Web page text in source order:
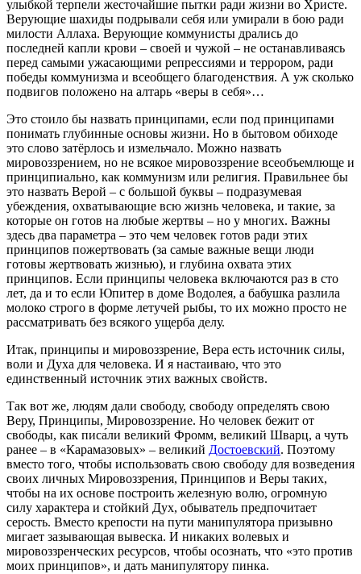
улыбкой терпели жесточайшие пытки ради жизни во Христе.
Верующие шахиды подрывали себя или умирали в бою ради
милости Аллаха. Верующие коммунисты дрались до
последней капли крови – своей и чужой – не останавливаясь
перед самыми ужасающими репрессиями и террором, ради
победы коммунизма и всеобщего благоденствия. А уж сколько
подвигов положено на алтарь «веры в себя»…
Это стоило бы назвать принципами, если под принципами
понимать глубинные основы жизни. Но в бытовом обиходе
это слово затёрлось и измельчало. Можно назвать
мировоззрением, но не всякое мировоззрение всеобъемлюще и
принципиально, как коммунизм или религия. Правильнее бы
это назвать Верой – с большой буквы – подразумевая
убеждения, охватывающие всю жизнь человека, и такие, за
которые он готов на любые жертвы – но у многих. Важны
здесь два параметра – это чем человек готов ради этих
принципов пожертвовать (за самые важные вещи люди
готовы жертвовать жизнью), и глубина охвата этих
принципов. Если принципы человека включаются раз в сто
лет, да и то если Юпитер в доме Водолея, а бабушка разлила
молоко строго в форме летучей рыбы, то их можно просто не
рассматривать без всякого ущерба делу.
Итак, принципы и мировоззрение, Вера есть источник силы,
воли и Духа для человека. И я настаиваю, что это
единственный источник этих важных свойств.
Так вот же, людям дали свободу, свободу определять свою
Веру, Принципы, Мировоззрение. Но человек бежит от
свободы, как писа́ли великий Фромм, великий Шварц, а чуть
ранее – в «Карамазовых» – великий Достоевский. Поэтому
вместо того, чтобы использовать свою свободу для возведения
своих личных Мировоззрения, Принципов и Веры таких,
чтобы на их основе построить железную волю, огромную
силу характера и стойкий Дух, обыватель предпочитает
серость. Вместо крепости на пути манипулятора призывно
мигает зазывающая вывеска. И никаких волевых и
мировоззренческих ресурсов, чтобы осознать, что «это против
моих принципов», и дать манипулятору пинка.